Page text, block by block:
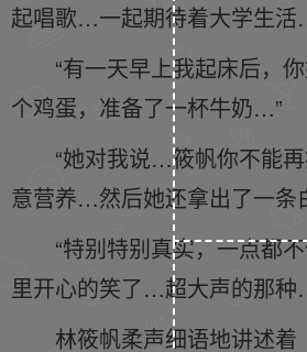
起唱歌…一起期待着大学生活
“有一天早上我起床后，
个鸡蛋，准备了一杯牛奶…”
“她对我说…筱帆你不能
意营养…然后她还拿出了一条
“特别特别真实，一点都
里开心的笑了…超大声的那种
林筱帆柔声细语地讲述着